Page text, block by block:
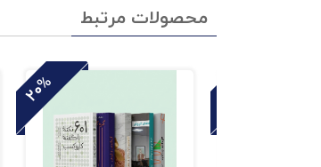
محصولات مرتبط
15%
20%